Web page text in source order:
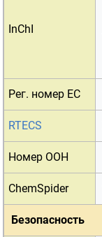
InChI
Рег. номер EC
RTECS
Номер ООН
ChemSpider
Безопасность